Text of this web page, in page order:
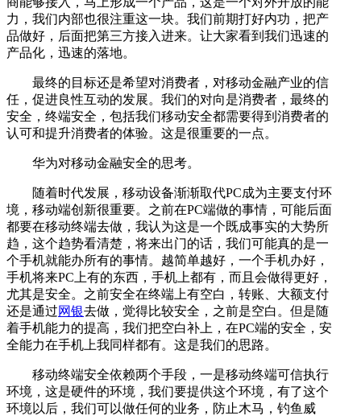
力，我们内部也很注重这一块。我们前期打好内功，把产
品做好，后面把第三方接入进来。让大家看到我们迅速的
产品化，迅速的落地。
最终的目标还是希望对消费者，对移动金融产业的信
任，促进良性互动的发展。我们的对向是消费者，最终的
安全，终端安全，包括我们移动安全都需要得到消费者的
认可和提升消费者的体验。这是很重要的一点。
华为对移动金融安全的思考。
随着时代发展，移动设备渐渐取代PC成为主要支付环
境，移动端创新很重要。之前在PC端做的事情，可能后面
都要在移动终端去做，我认为这是一个既成事实的大势所
趋，这个趋势看清楚，将来出门的话，我们可能真的是一
个手机就能办所有的事情。越简单越好，一个手机办好，
手机将来PC上有的东西，手机上都有，而且会做得更好，
尤其是安全。之前安全在终端上有空白，转账、大额支付
还是通过网银去做，觉得比较安全，之前是空白。但是随
着手机能力的提高，我们把空白补上，在PC端的安全，安
全能力在手机上我同样都有。这是我们的思路。
移动终端安全依赖两个手段，一是移动终端可信执行
环境，这是硬件的环境，我们要提供这个环境，有了这个
环境以后，我们可以做任何的业务，防止木马，钓鱼威